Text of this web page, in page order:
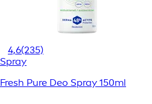
4,6(235)
Spray
Fresh Pure Deo Spray 150ml